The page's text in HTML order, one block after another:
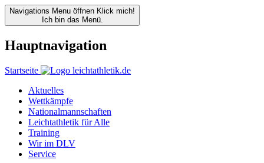
Navigations Menu öffnen Klick mich!
Ich bin das Menü.
Hauptnavigation
Startseite
Aktuelles
Wettkämpfe
Nationalmannschaften
Leichtathletik für Alle
Training
Wir im DLV
Service